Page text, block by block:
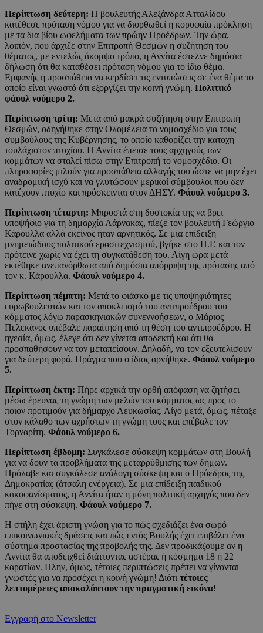
Περίπτωση δεύτερη: Η βουλευτής Αλεξάνδρα Ατταλίδου
κατέθεσε πρόταση νόμου για να διορθωθεί η κορυφαία πρόκληση
με τα δια βίου ωφελήματα των πρώην Προέδρων. Την ώρα,
λοιπόν, που άρχιζε στην Επιτροπή Θεσμών η συζήτηση του
θέματος, με εντελώς άκομψο τρόπο, η Αννίτα έστελνε δημόσια
δήλωση ότι θα καταθέσει πρόταση νόμου για το ίδιο θέμα.
Εμφανής η προσπάθεια να κερδίσει τις εντυπώσεις σε ένα θέμα το
οποίο είναι γνωστό ότι εξοργίζει την κοινή γνώμη. Πολιτικό
φάουλ νούμερο 2.
Περίπτωση τρίτη: Μετά από μακρά συζήτηση στην Επιτροπή
Θεσμών, οδηγήθηκε στην Ολομέλεια το νομοσχέδιο για τους
συμβούλους της Κυβέρνησης, το οποίο καθορίζει την κατοχή
τουλάχιστον πτυχίου. Η Αννίτα έπεισε τους αρχηγούς των
κομμάτων να σταλεί πίσω στην Επιτροπή το νομοσχέδιο. Οι
πληροφορίες μιλούν για προσπάθεια αλλαγής του ώστε να μην έχει
αναδρομική ισχύ και να γλυτώσουν μερικοί σύμβουλοι που δεν
κατέχουν πτυχίο και πρόσκεινται στον ΔΗΣΥ. Φάουλ νούμερο 3.
Περίπτωση τέταρτη: Μπροστά στη δυστοκία της να βρει
υποψήφιο για τη δημαρχία Λάρνακας, πίεζε τον βουλευτή Γεώργιο
Κάρουλλα αλλά εκείνος ήταν αρνητικός. Σε μια επίδειξη
μνημειώδους πολιτικού ερασιτεχνισμού, βγήκε στο Π.Γ. και τον
πρότεινε χωρίς να έχει τη συγκατάθεσή του. Λίγη ώρα μετά
εκτέθηκε ανεπανόρθωτα από δημόσια απόρριψη της πρότασης από
τον κ. Κάρουλλα. Φάουλ νούμερο 4.
Περίπτωση πέμπτη: Μετά το φιάσκο με τις υποψηφιότητες
ευρωβουλευτών και τον αποκλεισμό του αντιπροέδρου του
κόμματος λόγω παρασκηνιακών συνεννοήσεων, ο Μάριος
Πελεκάνος υπέβαλε παραίτηση από τη θέση του αντιπροέδρου. Η
ηγεσία, όμως, έλεγε ότι δεν γίνεται αποδεκτή και ότι θα
προσπαθήσουν να τον μεταπείσουν. Δηλαδή, να τον εξευτελίσουν
για δεύτερη φορά. Πράγμα που ο ίδιος αρνήθηκε. Φάουλ νούμερο
5.
Περίπτωση έκτη: Πήρε αρχικά την ορθή απόφαση να ζητήσει
μέσω έρευνας τη γνώμη των μελών του κόμματος ως προς το
ποιον προτιμούν για δήμαρχο Λευκωσίας. Λίγο μετά, όμως, πέταξε
στον κάλαθο των αχρήστων τη γνώμη τους και επέβαλε τον
Τορναρίτη. Φάουλ νούμερο 6.
Περίπτωση έβδομη: Συγκάλεσε σύσκεψη κομμάτων στη Βουλή
για να δουν τα προβλήματα της μεταρρύθμισης των δήμων.
Πρόλαβε και συγκάλεσε ανάλογη σύσκεψη και ο Πρόεδρος της
Δημοκρατίας (άτσαλη ενέργεια). Σε μια επίδειξη παιδικού
κακοφανίσματος, η Αννίτα ήταν η μόνη πολιτική αρχηγός που δεν
πήγε στη σύσκεψη. Φάουλ νούμερο 7.
Η στήλη έχει άριστη γνώση για το πώς σχεδιάζει ένα σωρό
επικοινωνιακές δράσεις και πώς εντός Βουλής έχει επιβάλει ένα
σύστημα προστασίας της προβολής της. Δεν προδικάζουμε αν η
Αννίτα θα αποδειχθεί διάττοντας αστέρας ή κόσμημα 18 ή 22
καρατίων. Πλην, όμως, τέτοιες περιπτώσεις πρέπει να γίνονται
γνωστές για να προσέχει η κοινή γνώμη! Διότι τέτοιες
λεπτομέρειες αποκαλύπτουν την πραγματική εικόνα!
Εγγραφή στο Newsletter